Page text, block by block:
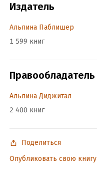
Год издания:
Дата поступления:
ISBN (EAN):
Издатель
Альпина Паблишер
1 599 книг
Правообладатель
Альпина Диджитал
2 400 книг
Поделиться
Опубликовать свою книгу